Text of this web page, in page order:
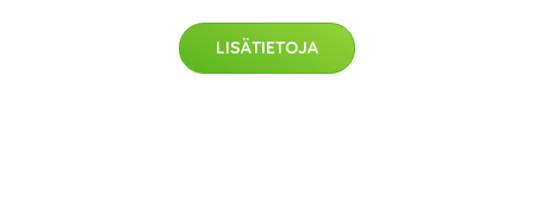
LISÄTIETOJA